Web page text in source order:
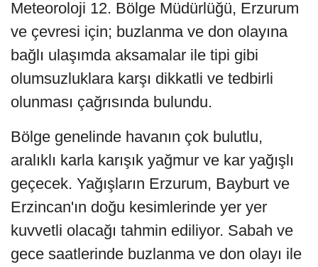
Meteoroloji 12. Bölge Müdürlüğü, Erzurum
ve çevresi için; buzlanma ve don olayına
bağlı ulaşımda aksamalar ile tipi gibi
olumsuzluklara karşı dikkatli ve tedbirli
olunması çağrısında bulundu.
Bölge genelinde havanın çok bulutlu,
aralıklı karla karışık yağmur ve kar yağışlı
geçecek. Yağışların Erzurum, Bayburt ve
Erzincan'ın doğu kesimlerinde yer yer
kuvvetli olacağı tahmin ediliyor. Sabah ve
gece saatlerinde buzlanma ve don olayı ile